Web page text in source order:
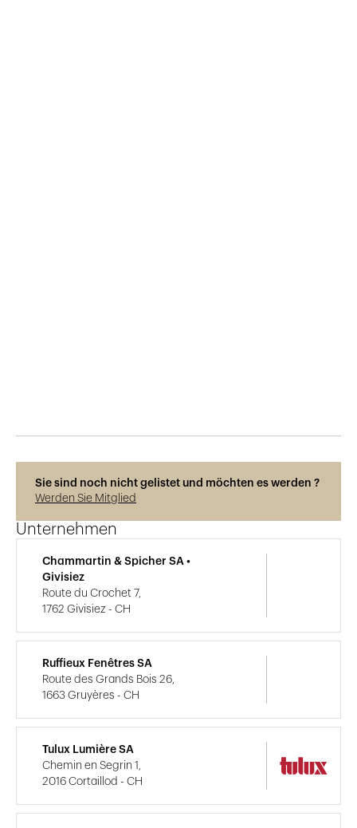
Sie sind noch nicht gelistet und möchten es werden ?
Werden Sie Mitglied
Unternehmen
Chammartin & Spicher SA •
Givisiez
Route du Crochet 7,
1762 Givisiez - CH
Ruffieux Fenêtres SA
Route des Grands Bois 26,
1663 Gruyères - CH
Tulux Lumière SA
Chemin en Segrin 1,
2016 Cortaillod - CH